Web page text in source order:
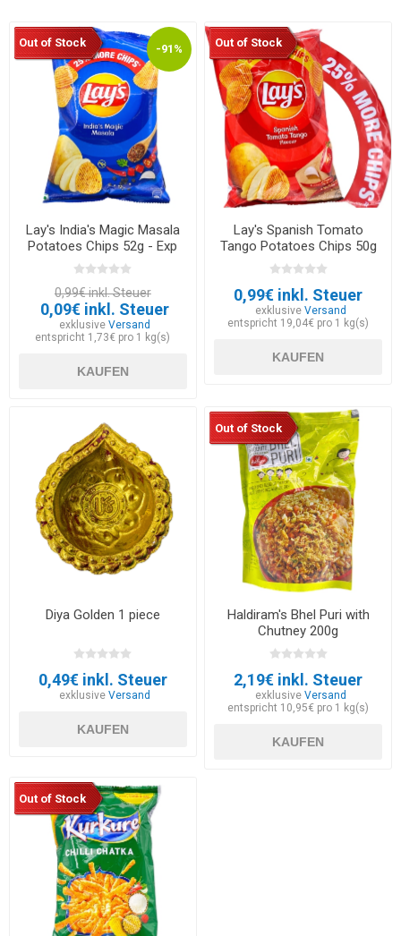
-91%
Out of Stock
Lay's India's Magic Masala
Potatoes Chips 52g - Exp
30.05.2026
0,99€ inkl. Steuer
0,09€ inkl. Steuer
exklusiveVersand
entspricht 1,73€ pro 1 kg(s)
KAUFEN
Out of Stock
Lay's Spanish Tomato
Tango Potatoes Chips 50g
0,99€ inkl. Steuer
exklusive Versand
entspricht 19,04€ pro 1 kg(s)
KAUFEN
Diya Golden 1 piece
0,49€ inkl. Steuer
exklusiveVersand
KAUFEN
Out of Stock
Haldiram's Bhel Puri with
Chutney 200g
2,19€ inkl. Steuer
exklusive Versand
entspricht 10,95€ pro 1 kg(s)
KAUFEN
Out of Stock